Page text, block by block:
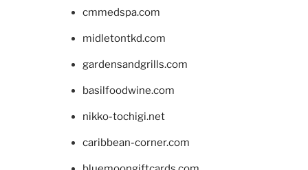
cmmedspa.com
midletontkd.com
gardensandgrills.com
basilfoodwine.com
nikko-tochigi.net
caribbean-corner.com